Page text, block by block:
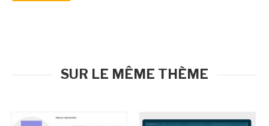
SUR LE MÊME THÈME